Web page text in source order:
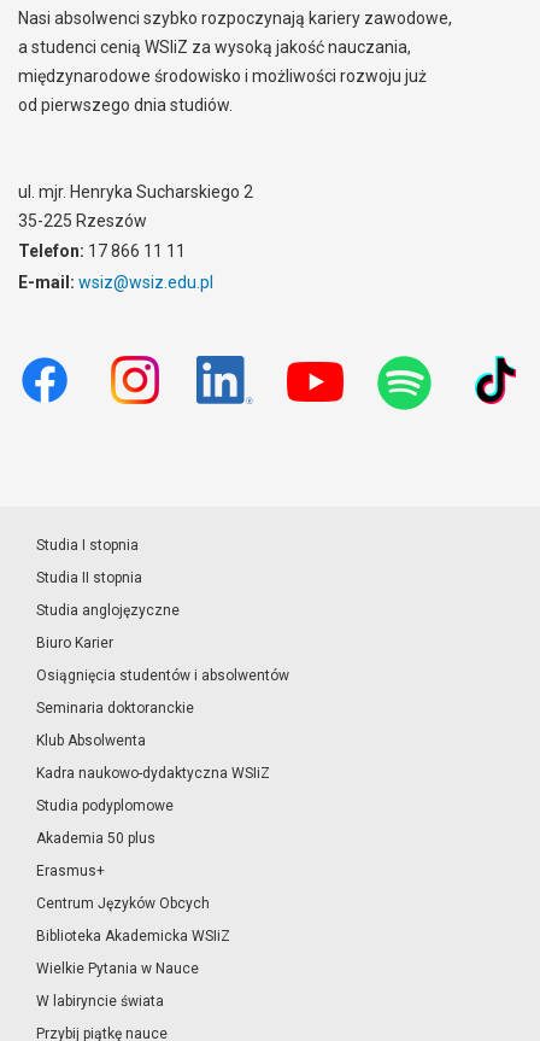
Nasi absolwenci szybko rozpoczynają kariery zawodowe,
a studenci cenią WSIiZ za wysoką jakość nauczania,
międzynarodowe środowisko i możliwości rozwoju już
od pierwszego dnia studiów.
ul. mjr. Henryka Sucharskiego 2
35-225 Rzeszów
Telefon: 17 866 11 11
E-mail: wsiz@wsiz.edu.pl
Studia I stopnia
Studia II stopnia
Studia anglojęzyczne
Biuro Karier
Osiągnięcia studentów i absolwentów
Seminaria doktoranckie
Klub Absolwenta
Kadra naukowo-dydaktyczna WSIiZ
Studia podyplomowe
Akademia 50 plus
Erasmus+
Centrum Języków Obcych
Biblioteka Akademicka WSIiZ
Wielkie Pytania w Nauce
W labiryncie świata
Przybij piątkę nauce